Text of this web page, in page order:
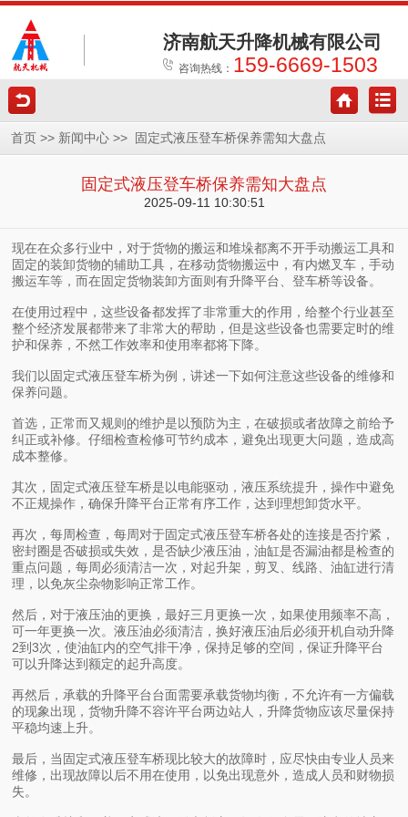
济南航天升降机械有限公司
咨询热线： 159-6669-1503
首页 >> 新闻中心 >> 固定式液压登车桥保养需知大盘点
固定式液压登车桥保养需知大盘点
2025-09-11 10:30:51
现在在众多行业中，对于货物的搬运和堆垛都离不开手动搬运工具和
固定的装卸货物的辅助工具，在移动货物搬运中，有内燃叉车，手动
搬运车等，而在固定货物装卸方面则有升降平台、登车桥等设备。
在使用过程中，这些设备都发挥了非常重大的作用，给整个行业甚至
整个经济发展都带来了非常大的帮助，但是这些设备也需要定时的维
护和保养，不然工作效率和使用率都将下降。
我们以固定式液压登车桥为例，讲述一下如何注意这些设备的维修和
保养问题。
首选，正常而又规则的维护是以预防为主，在破损或者故障之前给予
纠正或补修。仔细检查检修可节约成本，避免出现更大问题，造成高
成本整修。
其次，固定式液压登车桥是以电能驱动，液压系统提升，操作中避免
不正规操作，确保升降平台正常有序工作，达到理想卸货水平。
再次，每周检查，每周对于固定式液压登车桥各处的连接是否拧紧，
密封圈是否破损或失效，是否缺少液压油，油缸是否漏油都是检查的
重点问题，每周必须清洁一次，对起升架，剪叉、线路、油缸进行清
理，以免灰尘杂物影响正常工作。
然后，对于液压油的更换，最好三月更换一次，如果使用频率不高，
可一年更换一次。液压油必须清洁，换好液压油后必须开机自动升降
2到3次，使油缸内的空气排干净，保持足够的空间，保证升降平台
可以升降达到额定的起升高度。
再然后，承载的升降平台台面需要承载货物均衡，不允许有一方偏载
的现象出现，货物升降不容许平台两边站人，升降货物应该尽量保持
平稳均速上升。
最后，当固定式液压登车桥现比较大的故障时，应尽快由专业人员来
维修，出现故障以后不用在使用，以免出现意外，造成人员和财物损
失。